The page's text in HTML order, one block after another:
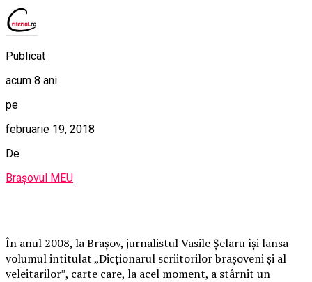
Publicat
acum 8 ani
pe
februarie 19, 2018
De
Brașovul MEU
În anul 2008, la Brașov, jurnalistul Vasile Șelaru își lansa
volumul intitulat „Dicționarul scriitorilor brașoveni și al
veleitarilor”, carte care, la acel moment, a stârnit un